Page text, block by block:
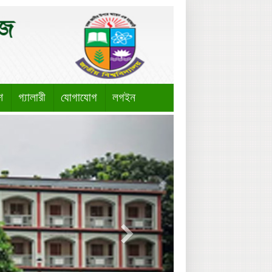
গ্যালারী যোগাযোগ লগইন